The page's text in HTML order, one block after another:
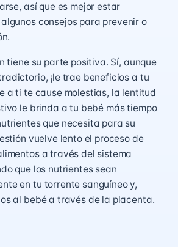
así que es mejor estar
consejos para prevenir o
tiene su parte positiva. Sí, aunque
¡le trae beneficios a tu
a ti te cause molestias, la lentitud
le brinda a tu bebé más tiempo
que necesita para su
vuelve lento el proceso de
a través del sistema
que los nutrientes sean
en tu torrente sanguíneo y,
al bebé a través de la placenta.